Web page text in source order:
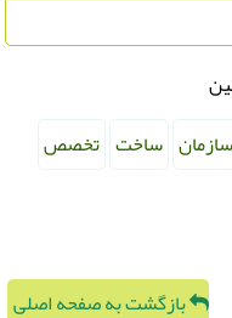
سازمان ساخت تخصص
بازگشت به صفحه اصلی